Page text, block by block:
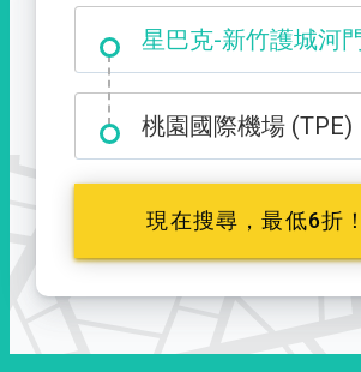
星巴克-新竹護城河
大霸尖山登山口
桃園國際機場 (TPE)
現在搜尋，最低6折